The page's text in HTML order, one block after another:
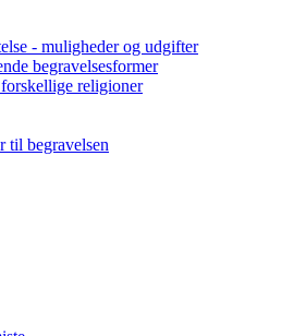
- muligheder og udgifter
begravelsesformer
religioner
til begravelsen